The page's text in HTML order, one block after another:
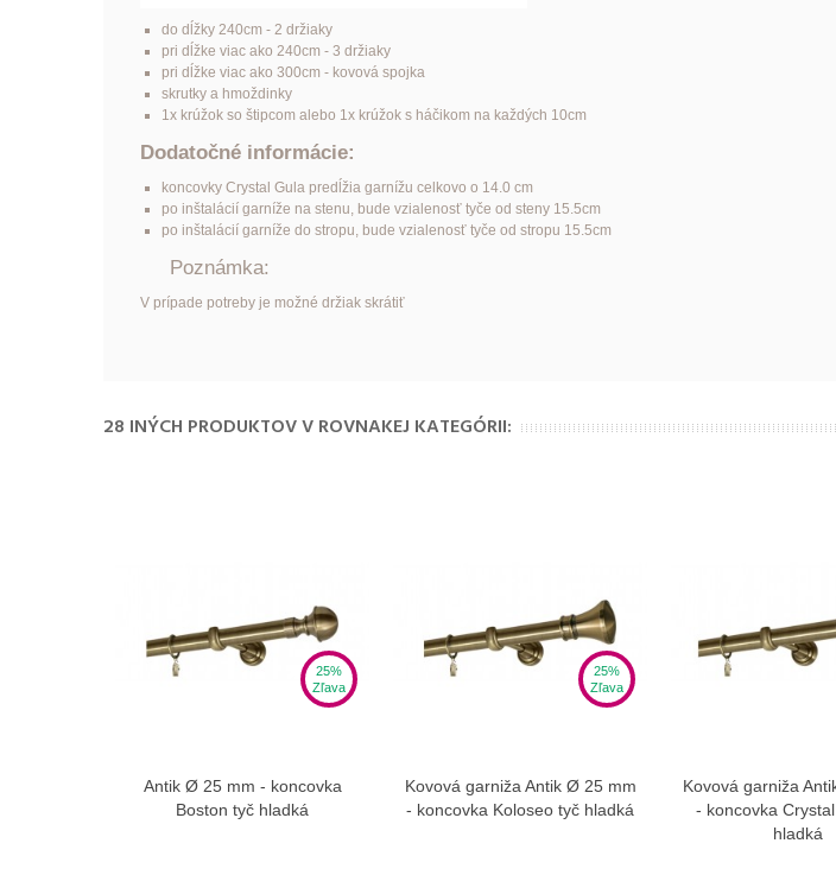
do dĺžky 240cm - 2 držiaky
pri dĺžke viac ako 240cm - 3 držiaky
pri dĺžke viac ako 300cm - kovová spojka
skrutky a hmoždinky
1x krúžok so štipcom alebo 1x krúžok s háčikom na každých 10cm
Dodatočné informácie:
koncovky Crystal Gula predĺžia garnížu celkovo o 14.0 cm
po inštalácií garníže na stenu, bude vzialenosť tyče od steny 15.5cm
po inštalácií garníže do stropu, bude vzialenosť tyče od stropu 15.5cm
Poznámka:
V prípade potreby je možné držiak skrátiť
28 INÝCH PRODUKTOV V ROVNAKEJ KATEGÓRII:
25%
Zľava
Zobraziť viac
Antik Ø 25 mm - koncovka
Boston tyč hladká
25%
Zľava
Zobraziť viac
Kovová garniža Antik Ø 25 mm
- koncovka Koloseo tyč hladká
Zobraziť
Kovová garniža
- koncovka
hladká